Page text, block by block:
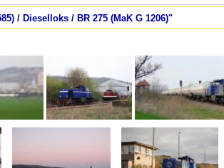
/ Dieselloks / BR 275 (MaK G 1206)"